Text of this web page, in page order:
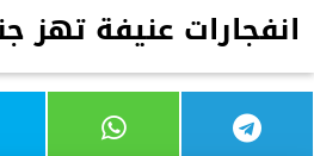
انفجارات عنيفة تهز